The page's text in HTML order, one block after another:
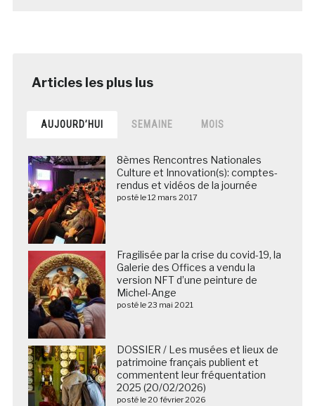
AUJOURD’HUI SEMAINE MOIS
8èmes Rencontres Nationales
Culture et Innovation(s): comptes-
rendus et vidéos de la journée
posté le 12 mars 2017
Fragilisée par la crise du covid-19, la
Galerie des Offices a vendu la
version NFT d’une peinture de
Michel-Ange
posté le 23 mai 2021
DOSSIER / Les musées et lieux de
patrimoine français publient et
commentent leur fréquentation
2025 (20/02/2026)
posté le 20 février 2026